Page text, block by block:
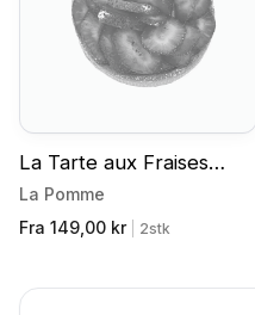
La Tarte aux Fraises
(vegansk)
La Pomme
Fra 149,00 kr
2stk